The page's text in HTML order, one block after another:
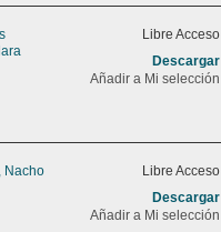
Libre Acceso
Descargar
Añadir a Mi selección
Nacho
Libre Acceso
Descargar
Añadir a Mi selección